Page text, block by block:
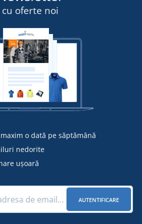
cu oferte noi
o dată pe săptămână
nedorite
ușoară
AUTENTIFICARE